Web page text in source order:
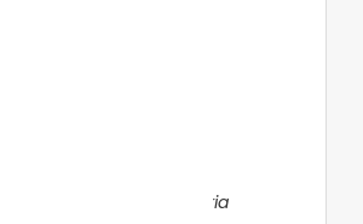
Feferbaum
Livre Docente em Pediatria